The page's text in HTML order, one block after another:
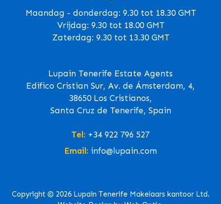
Maandag - donderdag: 9.30 tot 18.30 GMT
Vrijdag: 9.30 tot 18.00 GMT
Zaterdag: 9.30 tot 13.30 GMT
Lupain Tenerife Estate Agents
Edifico Cristian Sur, Av. de Ámsterdam, 4,
38650 Los Cristianos,
Santa Cruz de Tenerife, Spain
Tel: +34 922 796 527
Email: info@lupain.com
Copyright © 2026 Lupain Tenerife Makelaars kantoor Ltd.